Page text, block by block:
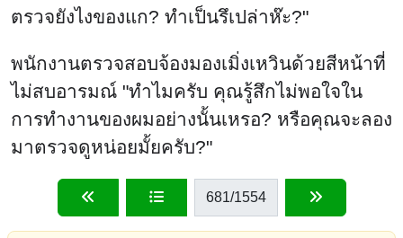
ตรวจยังไงของแก? ทำเป็นรึเปล่าห๊ะ?"
พนักงานตรวจสอบจ้องมองเมิ่งเหวินด้วยสีหน้าที่
ไม่สบอารมณ์ "ทำไมครับ คุณรู้สึกไม่พอใจใน
การทำงานของผมอย่างนั้นเหรอ? หรือคุณจะลอง
มาตรวจดูหน่อยมั้ยครับ?"
681/1554